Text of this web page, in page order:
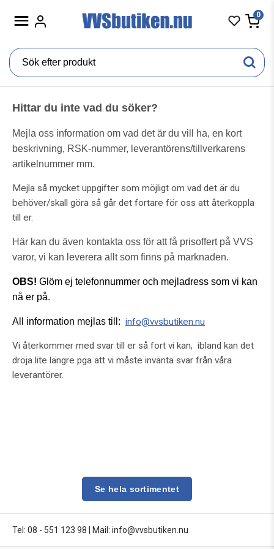
0
Hittar du inte vad du söker?
Mejla oss information om vad det är du vill ha, en kort
beskrivning, RSK-nummer, leverantörens/tillverkarens
artikelnummer mm.
Mejla så mycket uppgifter som möjligt om vad det är du
behöver/skall göra så går det fortare för oss att återkoppla
till er.
Här kan du även kontakta oss för att få prisoffert på VVS
varor, vi kan leverera allt som finns på marknaden.
OBS! Glöm ej telefonnummer och mejladress som vi kan
nå er på.
All information mejlas till: info@vvsbutiken.nu
Vi återkommer med svar till er så fort vi kan, ibland kan det
dröja lite längre pga att vi måste invänta svar från våra
leverantörer.
Se hela sortimentet
Tel: 08 - 551 123 98 Mail: info@vvsbutiken.nu